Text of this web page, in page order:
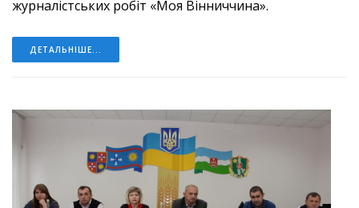
журналістських робіт «Моя Вінниччина».
ДЕТАЛЬНІШЕ...